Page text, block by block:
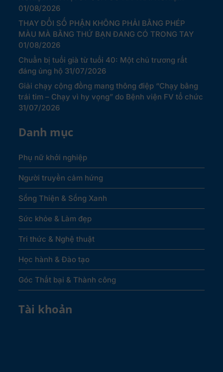
01/08/2026
THAY ĐỔI SỐ PHẬN KHÔNG PHẢI BẰNG PHÉP
MÀU MÀ BẰNG THỨ BẠN ĐANG CÓ TRONG TAY
01/08/2026
Chuẩn bị tuổi già từ tuổi 40: Một chủ trương rất
đáng ủng hộ 31/07/2026
Giải chạy cộng đồng mang thông điệp “Chạy bằng
trái tim – Chạy vì hy vọng” do Bệnh viện FV tổ chức
31/07/2026
Danh mục
Phụ nữ khởi nghiệp
Người truyền cảm hứng
Sống Thiện & Sống Xanh
Sức khỏe & Làm đẹp
Tri thức & Nghệ thuật
Học hành & Đào tạo
Góc Thất bại & Thành công
Tài khoản